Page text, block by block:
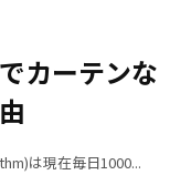
カーテンな
は現在毎日1000...